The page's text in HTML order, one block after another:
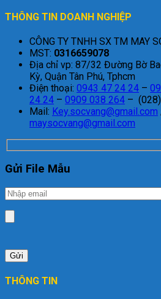
THÔNG TIN DOANH NGHIỆP
CÔNG TY TNHH SX TM MAY
MST: 0316659078
Địa chỉ vp: 87/32 Đường Bờ
Kỳ, Quận Tân Phú, Tphcm
Điện thoại: 0943 47 24 24 –
24 24 – 0909 038 264 –
Mail: Key.socvang@gmail.com
maysocvang@gmail.com
Gửi File Mẫu
THÔNG TIN